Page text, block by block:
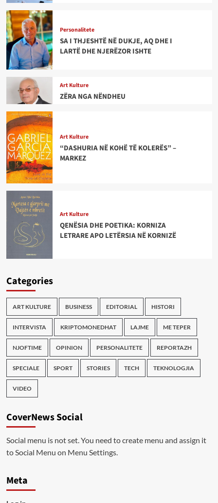
Personalitete
SA I THJESHTË NË DUKJE, AQ DHE I
LARTË DHE NJERËZOR ISHTE
Art Kulture
ZËRA NGA NËNDHEU
Art Kulture
“DASHURIA NË KOHË TË KOLERËS” –
MARKEZ
Art Kulture
QENËSIA DHE POETIKA: KORNIZA
LETRARE APO LETËRSIA NË KORNIZË
Categories
ART KULTURE BUSINESS EDITORIAL HISTORI
INTERVISTA KRIPTOMONEDHAT LAJME ME TEPER
NJOFTIME OPINION PERSONALITETE REPORTAZH
SPECIALE SPORT STORIES TECH TEKNOLOGJIA
VIDEO
CoverNews Social
Social menu is not set. You need to create menu and assign it
to Social Menu on Menu Settings.
Meta